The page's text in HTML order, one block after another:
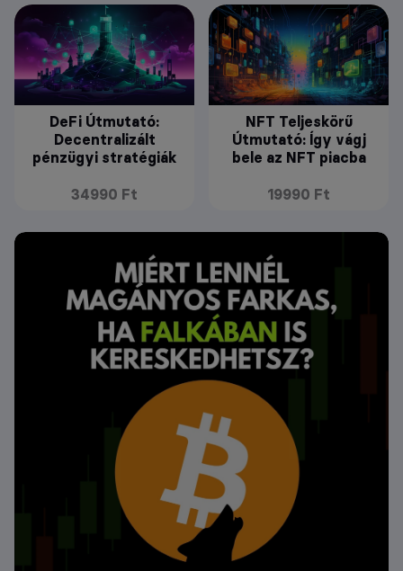
DeFi Útmutató:
Decentralizált
pénzügyi stratégiák
34990 Ft
NFT Teljeskörű
Útmutató: Így vágj
bele az NFT piacba
19990 Ft